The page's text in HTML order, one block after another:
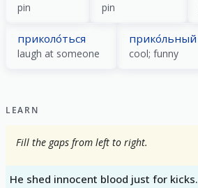
pin pin
приколо́ться
laugh at someone
прико́льный
cool; funny
LEARN
Fill the gaps from left to right.
He shed innocent blood just for kicks.